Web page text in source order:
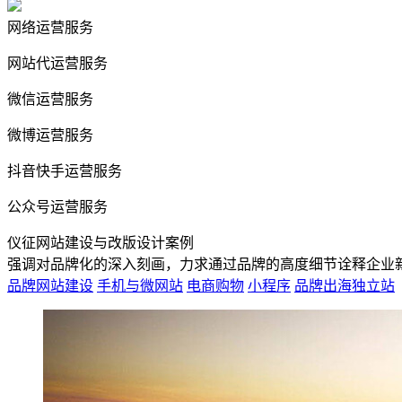
网络运营服务
网站代运营服务
微信运营服务
微博运营服务
抖音快手运营服务
公众号运营服务
仪征网站建设与改版设计案例
强调对品牌化的深入刻画，力求通过品牌的高度细节诠释企业
品牌网站建设 手机与微网站 电商购物 小程序 品牌出海独立站